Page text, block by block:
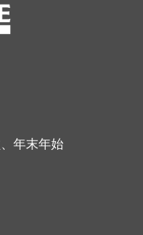
年末年始